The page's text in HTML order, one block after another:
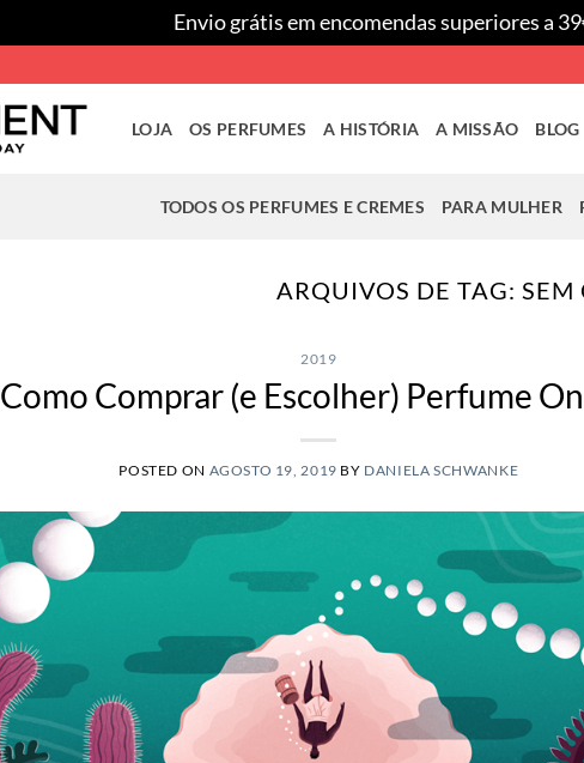
Envio grátis em encomendas superiores a
LOJA OS PERFUMES A HISTÓRIA A MISSÃO BLOG
TODOS OS PERFUMES E CREMES PARA MULHER
ARQUIVOS DE TAG:SEM
2019
Como Comprar (e Escolher) Perfume
POSTED ON AGOSTO 19, 2019 BY DANIELA SCHWANKE